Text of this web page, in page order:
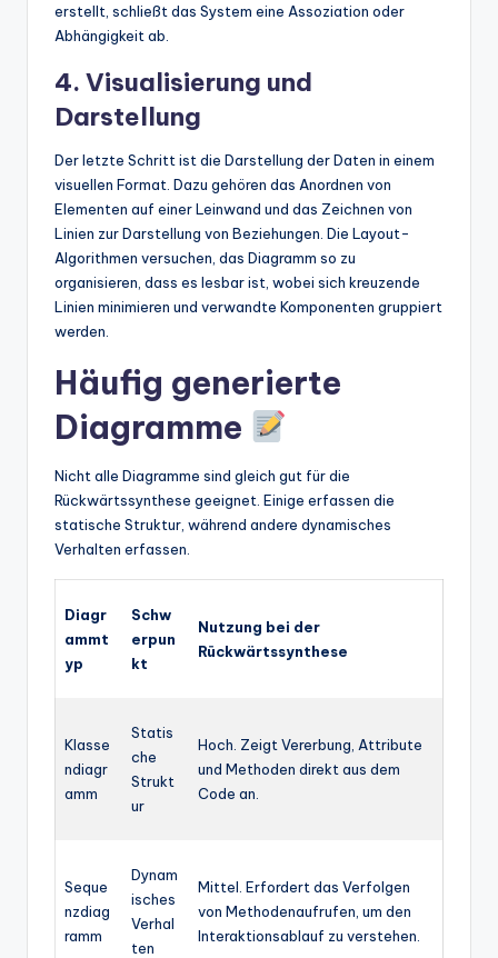
erstellt, schließt das System eine Assoziation oder
Abhängigkeit ab.
4. Visualisierung und
Darstellung
Der letzte Schritt ist die Darstellung der Daten in einem
visuellen Format. Dazu gehören das Anordnen von
Elementen auf einer Leinwand und das Zeichnen von
Linien zur Darstellung von Beziehungen. Die Layout-
Algorithmen versuchen, das Diagramm so zu
organisieren, dass es lesbar ist, wobei sich kreuzende
Linien minimieren und verwandte Komponenten gruppiert
werden.
Häufig generierte
Diagramme
Nicht alle Diagramme sind gleich gut für die
Rückwärtssynthese geeignet. Einige erfassen die
statische Struktur, während andere dynamisches
Verhalten erfassen.
Diagr
ammt
yp
Schw
erpun
kt
Nutzung bei der
Rückwärtssynthese
Klasse
ndiagr
amm
Statis
che
Strukt
ur
Hoch. Zeigt Vererbung, Attribute
und Methoden direkt aus dem
Code an.
Seque
nzdiag
ramm
Dynam
isches
Verhal
ten
Mittel. Erfordert das Verfolgen
von Methodenaufrufen, um den
Interaktionsablauf zu verstehen.